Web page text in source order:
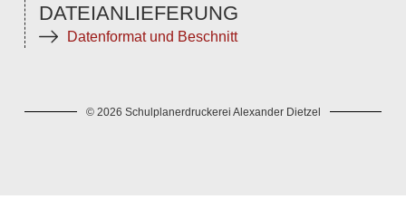
DATEIANLIEFERUNG
Datenformat und Beschnitt
© 2026 Schulplanerdruckerei Alexander Dietzel